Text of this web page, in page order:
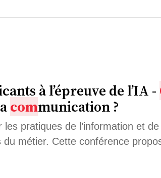
à l’épreuve de l’IA -
communication ?
pratiques de l’information et
métier. Cette conférence